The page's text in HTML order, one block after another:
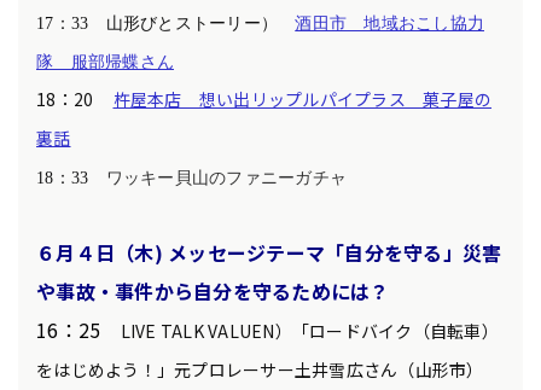
17：33 山形びとストーリー）酒田市 地域おこし協力
隊 服部帰蝶さん
18：20 杵屋本店 想い出リップルパイプラス 菓子屋の
裏話
18：33 ワッキー貝山のファニーガチャ
６月４ 日（木) メッセージテーマ「自分を守る」災害
や事故・事件から自分を守るためには？
16：25
LIVE TALK VALUEN）「ロードバイク（自転車）
をはじめよう！」元プロレーサー土井雪広さん（山形市）